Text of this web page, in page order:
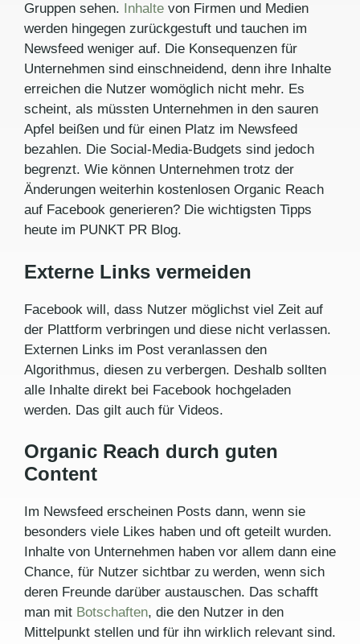
Gruppen sehen. Inhalte von Firmen und Medien
werden hingegen zurückgestuft und tauchen im
Newsfeed weniger auf. Die Konsequenzen für
Unternehmen sind einschneidend, denn ihre Inhalte
erreichen die Nutzer womöglich nicht mehr. Es
scheint, als müssten Unternehmen in den sauren
Apfel beißen und für einen Platz im Newsfeed
bezahlen. Die Social-Media-Budgets sind jedoch
begrenzt. Wie können Unternehmen trotz der
Änderungen weiterhin kostenlosen Organic Reach
auf Facebook generieren? Die wichtigsten Tipps
heute im PUNKT PR Blog.
Externe Links vermeiden
Facebook will, dass Nutzer möglichst viel Zeit auf
der Plattform verbringen und diese nicht verlassen.
Externen Links im Post veranlassen den
Algorithmus, diesen zu verbergen. Deshalb sollten
alle Inhalte direkt bei Facebook hochgeladen
werden. Das gilt auch für Videos.
Organic Reach durch guten
Content
Im Newsfeed erscheinen Posts dann, wenn sie
besonders viele Likes haben und oft geteilt wurden.
Inhalte von Unternehmen haben vor allem dann eine
Chance, für Nutzer sichtbar zu werden, wenn sich
deren Freunde darüber austauschen. Das schafft
man mit Botschaften, die den Nutzer in den
Mittelpunkt stellen und für ihn wirklich relevant sind.